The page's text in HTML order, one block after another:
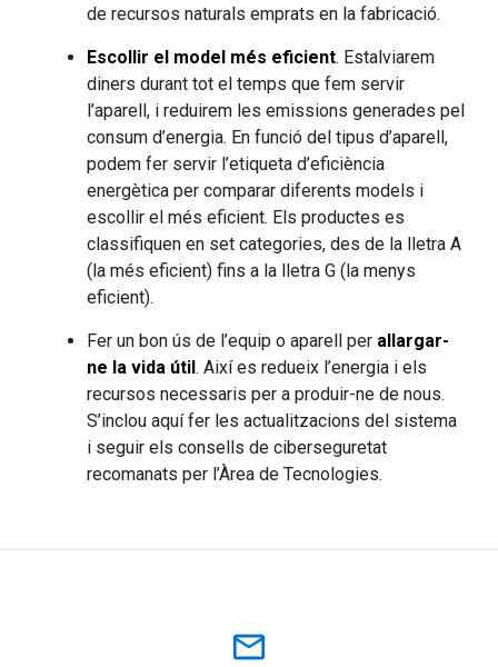
de recursos naturals emprats en la fabricació.
Escollir el model més eficient. Estalviarem
diners durant tot el temps que fem servir
l’aparell, i reduirem les emissions generades pel
consum d’energia. En funció del tipus d’aparell,
podem fer servir l’etiqueta d’eficiència
energètica per comparar diferents models i
escollir el més eficient. Els productes es
classifiquen en set categories, des de la lletra A
(la més eficient) fins a la lletra G (la menys
eficient).
Fer un bon ús de l’equip o aparell per allargar-
ne la vida útil. Així es redueix l’energia i els
recursos necessaris per a produir-ne de nous.
S’inclou aquí fer les actualitzacions del sistema
i seguir els consells de ciberseguretat
recomanats per l’Àrea de Tecnologies.
mail_outline